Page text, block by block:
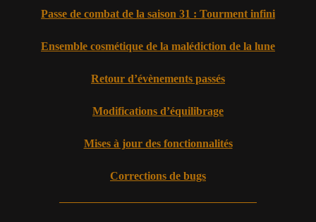
Passe de combat de la saison 31 : Tourment infini
Ensemble cosmétique de la malédiction de la lune
Retour d’évènements passés
Modifications d’équilibrage
Mises à jour des fonctionnalités
Corrections de bugs